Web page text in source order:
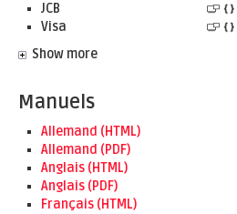
JCB
Visa
Show more
Manuels
Allemand (HTML)
Allemand (PDF)
Anglais (HTML)
Anglais (PDF)
Français (HTML)